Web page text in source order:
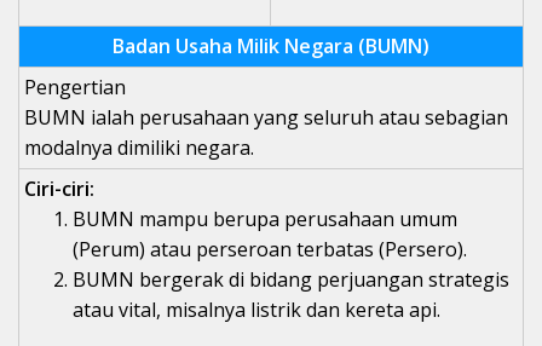
Badan Usaha Milik Negara (BUMN)
Pengertian
BUMN ialah perusahaan yang seluruh atau sebagian
modalnya dimiliki negara.
Ciri-ciri:
BUMN mampu berupa perusahaan umum
(Perum) atau perseroan terbatas (Persero).
BUMN bergerak di bidang perjuangan strategis
atau vital, misalnya listrik dan kereta api.